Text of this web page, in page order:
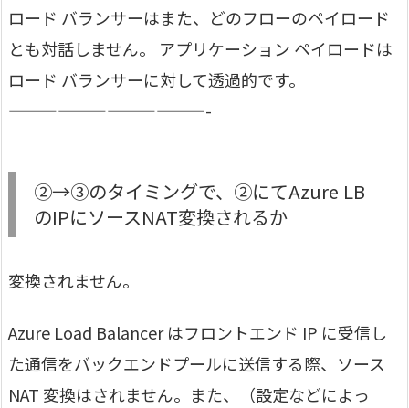
ロード バランサーはまた、どのフローのペイロード
とも対話しません。 アプリケーション ペイロードは
ロード バランサーに対して透過的です。
————————————-
②→③のタイミングで、②にてAzure LB
のIPにソースNAT変換されるか
変換されません。
Azure Load Balancer はフロントエンド IP に受信し
た通信をバックエンドプールに送信する際、ソース
NAT 変換はされません。また、（設定などによっ